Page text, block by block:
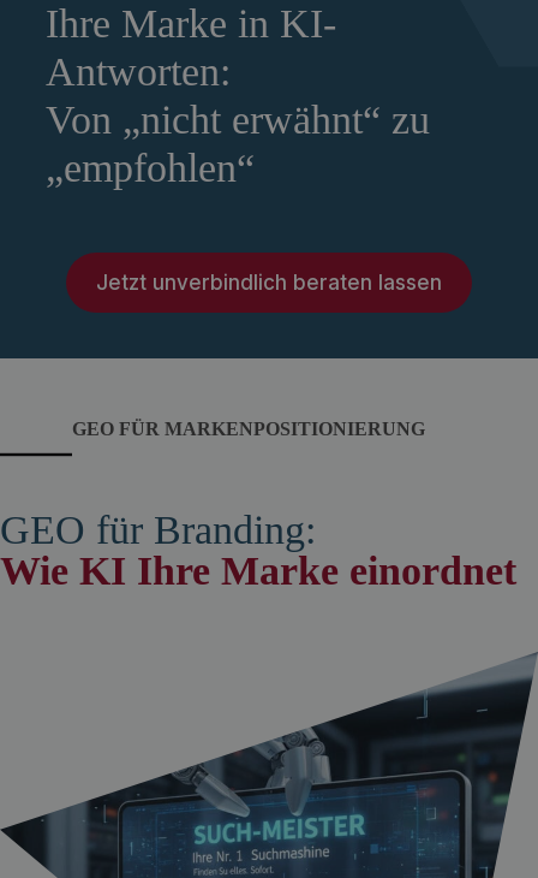
Ihre Marke in KI-
Antworten:
Von „nicht erwähnt“ zu
„empfohlen“
Jetzt unverbindlich beraten lassen
GEO FÜR MARKENPOSITIONIERUNG
GEO für Branding:
Wie KI Ihre Marke einordnet